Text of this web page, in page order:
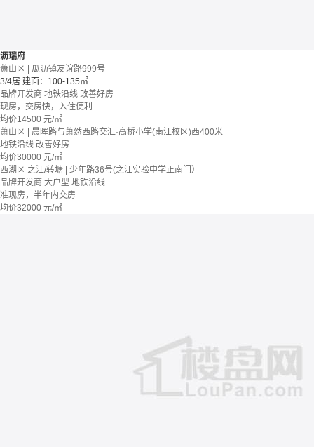
沥瑞府
萧山区 | 瓜沥镇友谊路999号
3/4居 建面：100-135㎡
品牌开发商 地铁沿线 改善好房
现房，交房快，入住便利
均价14500 元/㎡
萧山区 | 晨晖路与萧然西路交汇·高桥小学(南江校区)西400米
地铁沿线 改善好房
均价30000 元/㎡
西湖区 之江/转塘 | 少年路36号(之江实验中学正南门）
品牌开发商 大户型 地铁沿线
准现房，半年内交房
均价32000 元/㎡